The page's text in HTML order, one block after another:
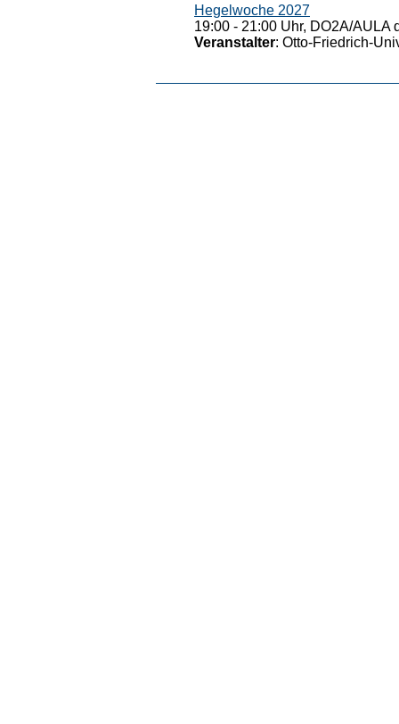
Hegelwoche 2027
19:00 - 21:00 Uhr, DO2A/
Veranstalter: Otto-Friedrich-